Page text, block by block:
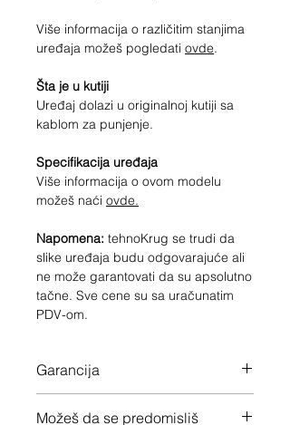
Više informacija o različitim stanjima
uređaja možeš pogledati ovde.
Šta je u kutiji
Uređaj dolazi u originalnoj kutiji sa
kablom za punjenje.
Specifikacija uređaja
Više informacija o ovom modelu
možeš naći ovde.
Napomena: tehnoKrug se trudi da
slike uređaja budu odgovarajuće ali
ne može garantovati da su apsolutno
tačne. Sve cene su sa uračunatim
PDV-om.
Garancija
Možeš da se predomisliš